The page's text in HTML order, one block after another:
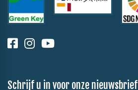
Schrijf u in voor onze nieuwsbrief